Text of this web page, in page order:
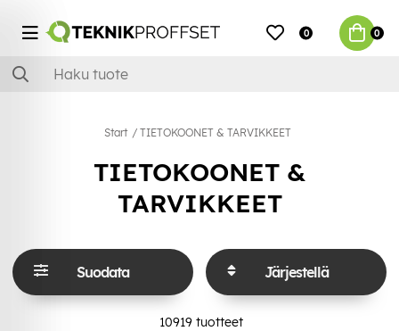
0 0
Start TIETOKOONET & TARVIKKEET
TIETOKOONET &
TARVIKKEET
Suodata Järjestellä
10919 tuotteet